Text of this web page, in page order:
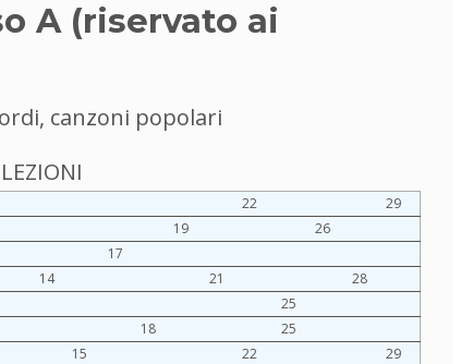
A (riservato ai
canzoni popolari
22
29
19
26
17
14 21
28
25
18
25
15 22
29